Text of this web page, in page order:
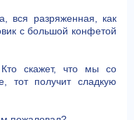
вся разряженная, как
с большой конфетой
скажет, что мы со
тот получит сладкую